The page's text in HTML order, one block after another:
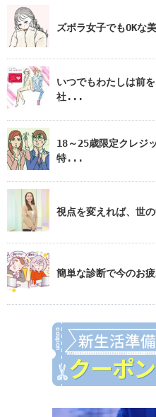
ズボラ女子でもOKな
いつでもわたしは前
社...
18～25歳限定クレジ
特...
視点を変えれば、世
簡単な診断で今のお